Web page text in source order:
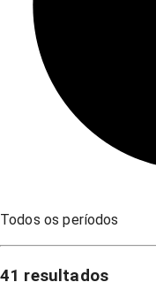
Todos os períodos
41 resultados